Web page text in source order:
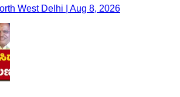
West Delhi | Aug 8, 2026